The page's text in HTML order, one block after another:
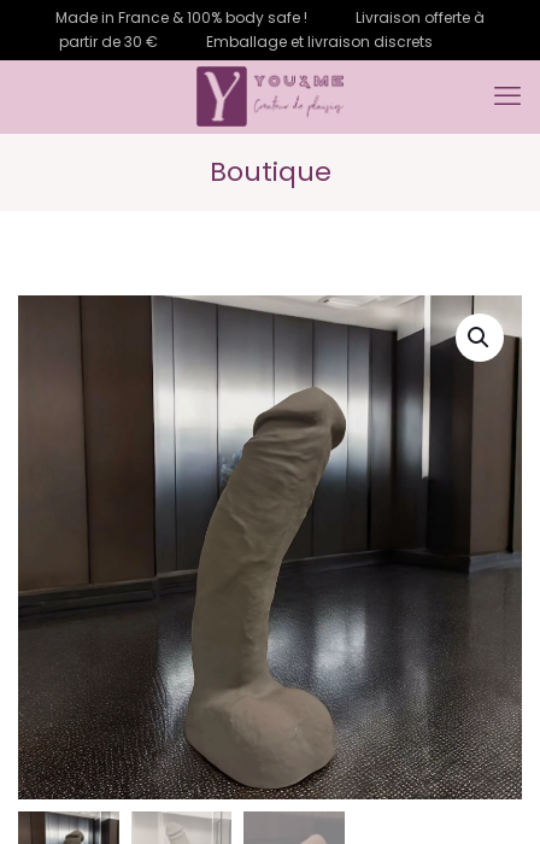
Made in France & 100% body safe !
Livraison offerte à
partir de 30 €
Emballage et livraison discrets
Boutique